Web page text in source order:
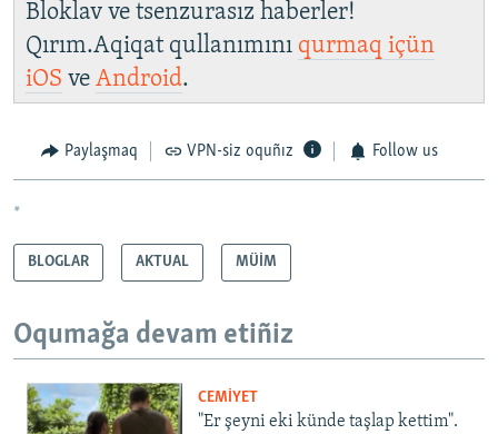
Bloklav ve tsenzurasız haberler!
Qırım.Aqiqat qullanımını qurmaq içün
iOS ve Android.
Paylaşmaq VPN-siz oquñız Follow us
*
BLOGLAR AKTUAL MÜİM
Oqumağa devam etiñiz
CEMİYET
"Er şeyni eki künde taşlap kettim".